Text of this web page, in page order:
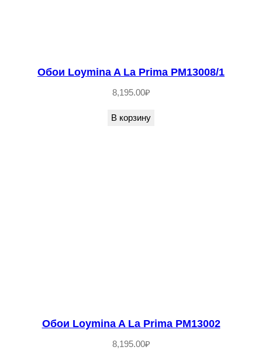
Обои Loymina A La Prima PM13008/1
8,195.00₽
В корзину
Обои Loymina A La Prima PM13002
8,195.00₽